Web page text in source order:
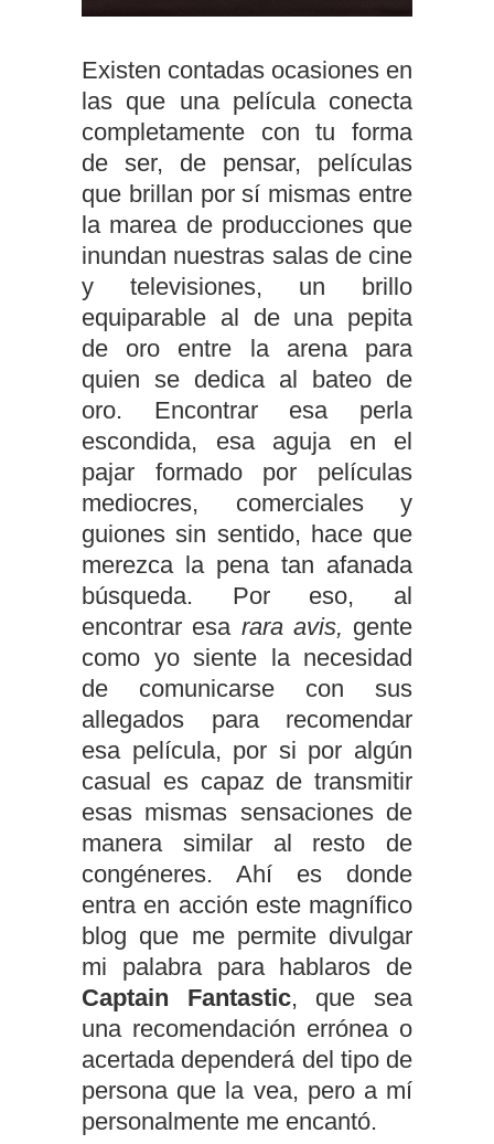
Existen contadas ocasiones en
las que una película conecta
completamente con tu forma
de ser, de pensar, películas
que brillan por sí mismas entre
la marea de producciones que
inundan nuestras salas de cine
y televisiones, un brillo
equiparable al de una pepita
de oro entre la arena para
quien se dedica al bateo de
oro. Encontrar esa perla
escondida, esa aguja en el
pajar formado por películas
mediocres, comerciales y
guiones sin sentido, hace que
merezca la pena tan afanada
búsqueda. Por eso, al
encontrar esa rara avis, gente
como yo siente la necesidad
de comunicarse con sus
allegados para recomendar
esa película, por si por algún
casual es capaz de transmitir
esas mismas sensaciones de
manera similar al resto de
congéneres. Ahí es donde
entra en acción este magnífico
blog que me permite divulgar
mi palabra para hablaros de
Captain Fantastic, que sea
una recomendación errónea o
acertada dependerá del tipo de
persona que la vea, pero a mí
personalmente me encantó.